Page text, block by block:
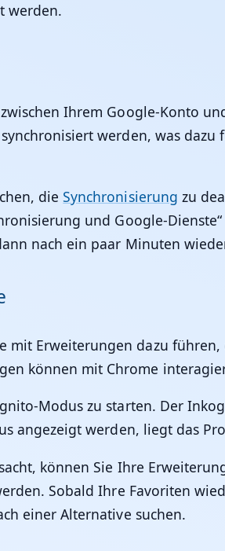
werden.
Ihrem Google-Konto
werden, was
dieSynchronisierung zu
und Google-
nach ein paar Minuten
Erweiterungen dazu
können mit Chrome
Modus zu starten. Der
angezeigt werden, liegt das
können Sie Ihre
Sobald Ihre Favoriten
einer Alternative suchen.